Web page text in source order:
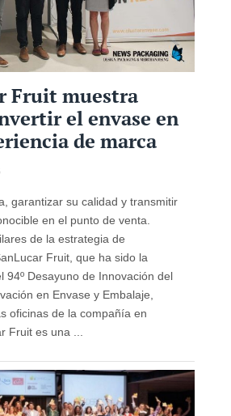
Fruit muestra
el envase en
de marca
garantizar su calidad y transmitir
en el punto de venta.
de la estrategia de
Fruit, que ha sido la
94º Desayuno de Innovación del
en Envase y Embalaje,
oficinas de la compañía en
Fruit es una ...